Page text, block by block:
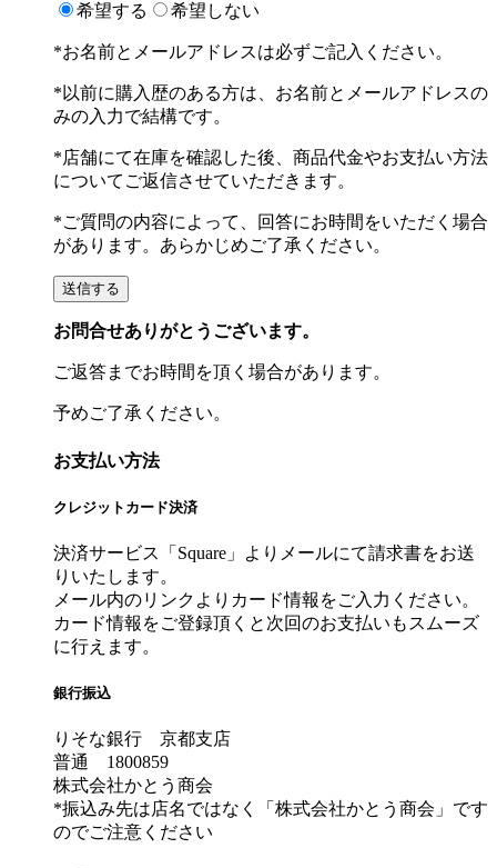
希望する 希望しない
*お名前とメールアドレスは必ずご記入ください。
*以前に購入歴のある方は、お名前とメールアドレスの
みの入力で結構です。
*店舗にて在庫を確認した後、商品代金やお支払い方法
についてご返信させていただきます。
*ご質問の内容によって、回答にお時間をいただく場合
があります。あらかじめご了承ください。
お問合せありがとうございます。
ご返答までお時間を頂く場合があります。
予めご了承ください。
お支払い方法
クレジットカード決済
決済サービス「Square」よりメールにて請求書をお送
りいたします。
メール内のリンクよりカード情報をご入力ください。
カード情報をご登録頂くと次回のお支払いもスムーズ
に行えます。
銀行振込
りそな銀行 京都支店
普通 1800859
株式会社かとう商会
*振込み先は店名ではなく「株式会社かとう商会」です
のでご注意ください